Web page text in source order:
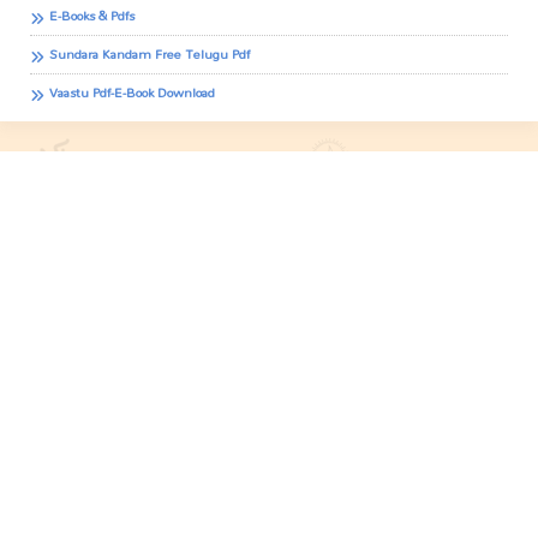
E-Books & Pdfs
Sundara Kandam Free Telugu Pdf
Vaastu Pdf-E-Book Download